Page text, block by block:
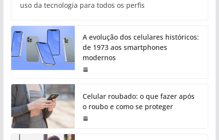
uso da tecnologia para todos os perfis
A evolução dos celulares históricos:
de 1973 aos smartphones
modernos
Celular roubado: o que fazer após
o roubo e como se proteger